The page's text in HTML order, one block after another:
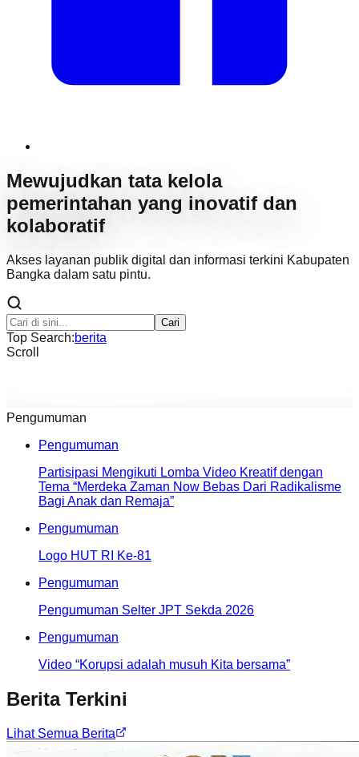
Mewujudkan tata kelola
pemerintahan yang inovatif dan
kolaboratif
Akses layanan publik digital dan informasi terkini Kabupaten
Bangka dalam satu pintu.
Cari
Top Search:berita
Scroll
Pengumuman
Pengumuman
Partisipasi Mengikuti Lomba Video Kreatif dengan
Tema “Merdeka Zaman Now Bebas Dari Radikalisme
Bagi Anak dan Remaja”
Pengumuman
Logo HUT RI Ke-81
Pengumuman
Pengumuman Selter JPT Sekda 2026
Pengumuman
Video “Korupsi adalah musuh Kita bersama”
Berita Terkini
Lihat Semua Berita